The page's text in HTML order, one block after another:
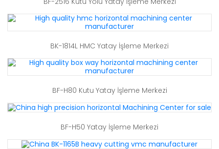
BK-1814L HMC Yatay İşleme Merkezi
BF-H80 Kutu Yatay İşleme Merkezi
BF-H50 Yatay İşleme Merkezi